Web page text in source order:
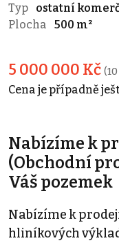
Typ
ostatní
Plocha
500 m²
5 000 000 Kč
Cena je případně
Nabízíme k
(Obchodní
Váš pozemek
Nabízíme k
hliníkových